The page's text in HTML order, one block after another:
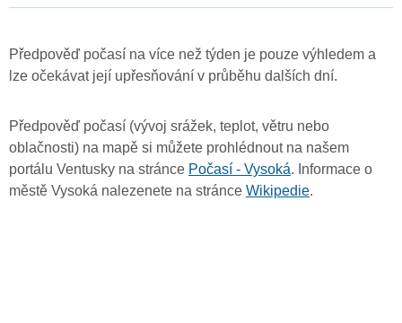
Předpověď počasí na více než týden je pouze výhledem a
lze očekávat její upřesňování v průběhu dalších dní.
Předpověď počasí (vývoj srážek, teplot, větru nebo
oblačnosti) na mapě si můžete prohlédnout na našem
portálu Ventusky na stránce Počasí - Vysoká. Informace o
městě Vysoká nalezenete na stránce Wikipedie.